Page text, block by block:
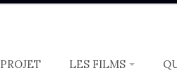
PROJET LES FILMS